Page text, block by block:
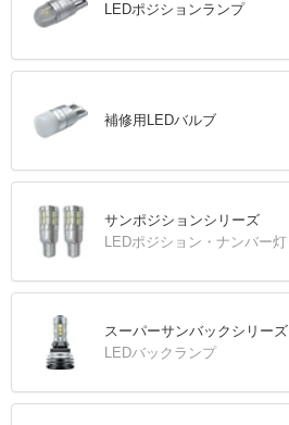
LEDポジションランプ
補修用LEDバルブ
サンポジションシリーズ
LEDポジション・ナンバー灯
スーパーサンバックシリーズ
LEDバックランプ